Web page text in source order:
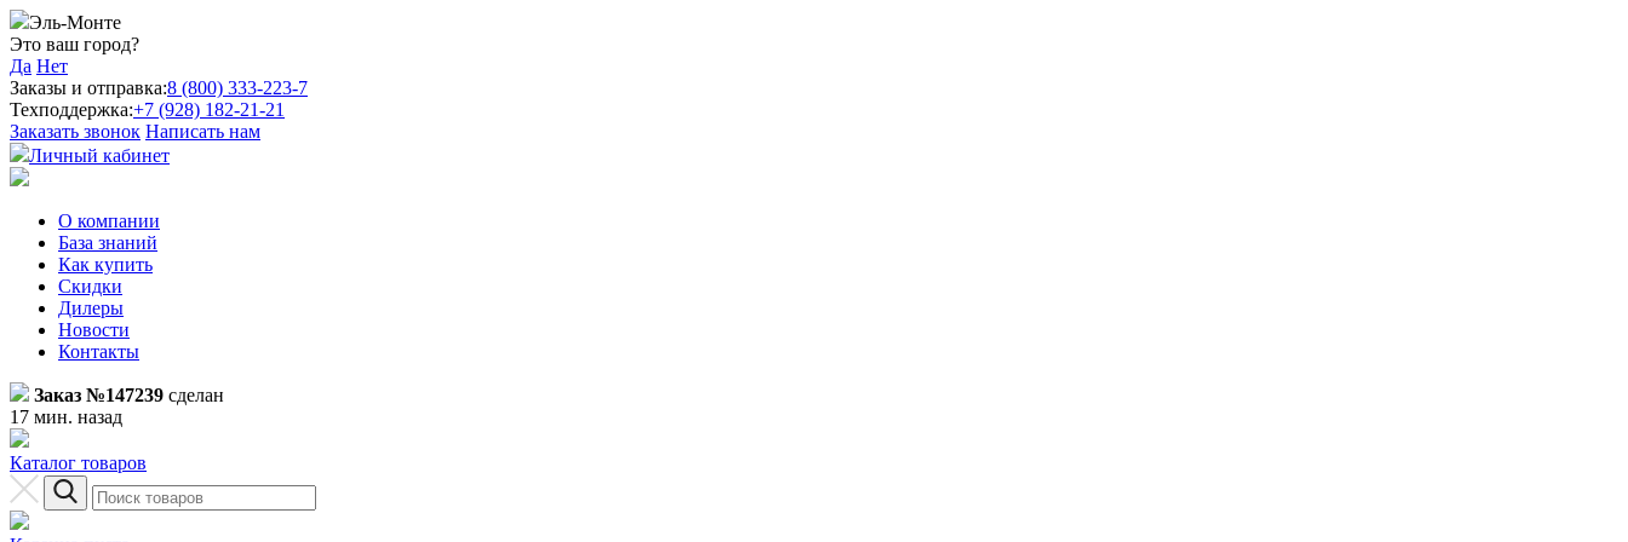
Эль-Монте
Это ваш город?
Да Нет
Заказы и отправка:8 (800) 333-223-7
Техподдержка:+7 (928) 182-21-21
Заказать звонок Написать нам
Личный кабинет
О компании
База знаний
Как купить
Скидки
Дилеры
Новости
Контакты
Заказ №147239 сделан
17 мин. назад
Каталог товаров